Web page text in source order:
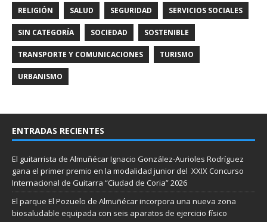
RELIGIÓN SALUD SEGURIDAD SERVICIOS SOCIALES
SIN CATEGORÍA SOCIEDAD SOSTENIBLE
TRANSPORTE Y COMUNICACIONES TURISMO
URBANISMO
ENTRADAS RECIENTES
El guitarrista de Almuñécar Ignacio González-Aurioles Rodríguez
gana el primer premio en la modalidad junior del XXIX Concurso
Internacional de Guitarra “Ciudad de Coria” 2026
El parque El Pozuelo de Almuñécar incorpora una nueva zona
biosaludable equipada con seis aparatos de ejercicio físico